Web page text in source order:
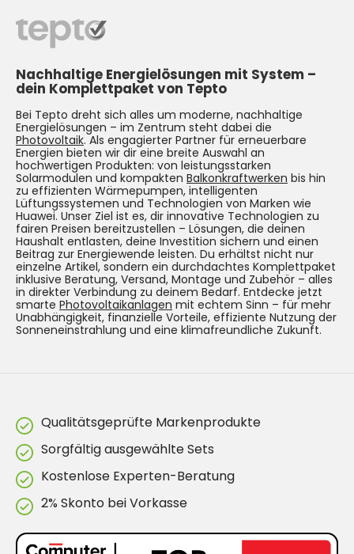
Nachhaltige Energielösungen mit System –
dein Komplettpaket von Tepto
Bei Tepto dreht sich alles um moderne, nachhaltige
Energielösungen – im Zentrum steht dabei die
Photovoltaik. Als engagierter Partner für erneuerbare
Energien bieten wir dir eine breite Auswahl an
hochwertigen Produkten: von leistungsstarken
Solarmodulen und kompakten Balkonkraftwerken bis hin
zu effizienten Wärmepumpen, intelligenten
Lüftungssystemen und Technologien von Marken wie
Huawei. Unser Ziel ist es, dir innovative Technologien zu
fairen Preisen bereitzustellen – Lösungen, die deinen
Haushalt entlasten, deine Investition sichern und einen
Beitrag zur Energiewende leisten. Du erhältst nicht nur
einzelne Artikel, sondern ein durchdachtes Komplettpaket
inklusive Beratung, Versand, Montage und Zubehör – alles
in direkter Verbindung zu deinem Bedarf. Entdecke jetzt
smarte Photovoltaikanlagen mit echtem Sinn – für mehr
Unabhängigkeit, finanzielle Vorteile, effiziente Nutzung der
Sonneneinstrahlung und eine klimafreundliche Zukunft.
Qualitätsgeprüfte Markenprodukte
Sorgfältig ausgewählte Sets
Kostenlose Experten-Beratung
2% Skonto bei Vorkasse